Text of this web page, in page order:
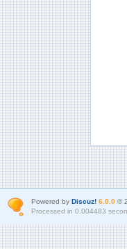
Powered by Discuz! 6.0.0©
Processed in 0.004483